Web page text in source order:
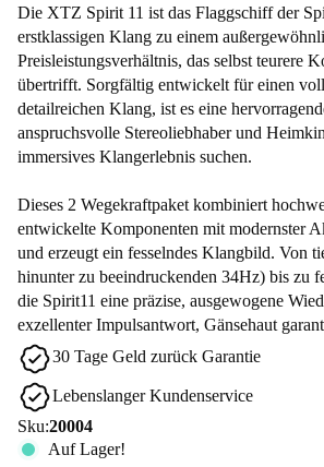
Die XTZ Spirit 11 ist das Flaggschiff der
erstklassigen Klang zu einem
Preisleistungsverhältnis, das selbst teurere
übertrifft. Sorgfältig entwickelt für einen
detailreichen Klang, ist es eine
anspruchsvolle Stereoliebhaber und
immersives Klangerlebnis suchen.
Dieses 2 Wegekraftpaket kombiniert
entwickelte Komponenten mit modernster
und erzeugt ein fesselndes Klangbild. Von
hinunter zu beeindruckenden 34Hz) bis zu
die Spirit11 eine präzise, ausgewogene
exzellenter Impulsantwort, Gänsehaut
30 Tage Geld zurück Garantie
Lebenslanger Kundenservice
Sku:20004
Auf Lager!